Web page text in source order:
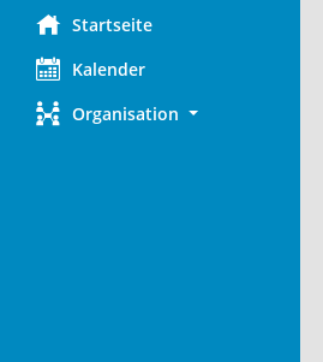
Startseite
Kalender
Organisation